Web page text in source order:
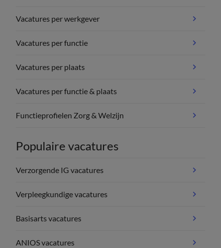
Vacatures per werkgever
Vacatures per functie
Vacatures per plaats
Vacatures per functie & plaats
Functieprofielen Zorg & Welzijn
Populaire vacatures
Verzorgende IG vacatures
Verpleegkundige vacatures
Basisarts vacatures
ANIOS vacatures